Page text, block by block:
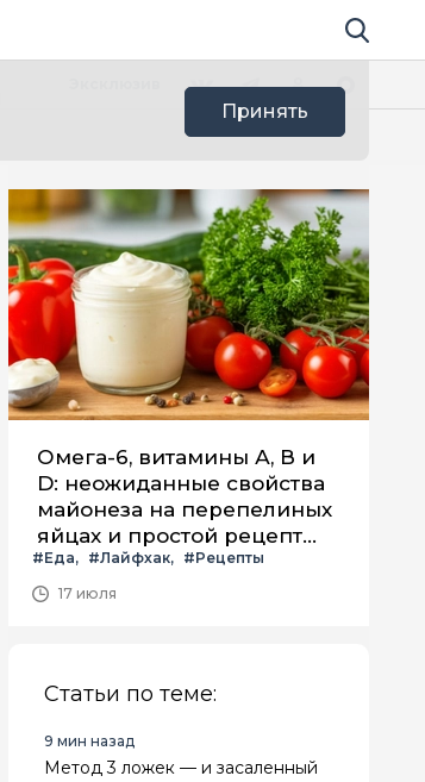
Поиск по
Принять
Омега-6, витамины А, В и
D: неожиданные свойства
майонеза на перепелиных
яйцах и простой рецепт
летнего салата с ним
#Еда #Лайфхак
#Рецепты
17 июля
Статьи по теме:
9 мин назад
Метод 3 ложек — и засаленный